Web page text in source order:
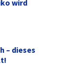
wird
– dieses